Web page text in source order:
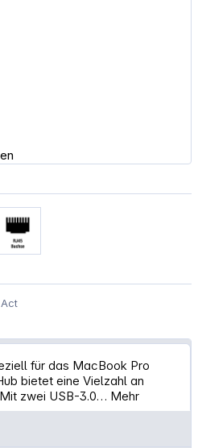
für das MacBook Pro
bietet eine Vielzahl an
zwei USB-3.0… Mehr